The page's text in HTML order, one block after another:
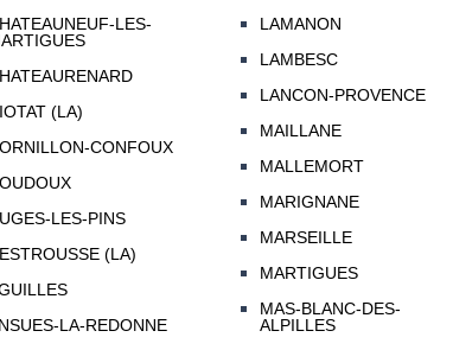
LES-
(LA)
CONFOUX
LES-PINS
(LA)
LA-REDONNE
LAMANON
LAMBESC
LANCON-PROVENCE
MAILLANE
MALLEMORT
MARIGNANE
MARSEILLE
MARTIGUES
MAS-BLANC-DES-
ALPILLES